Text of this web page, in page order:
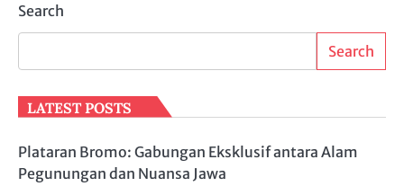
Search
Search
LATEST POSTS
Plataran Bromo: Gabungan Eksklusif antara Alam
Pegunungan dan Nuansa Jawa